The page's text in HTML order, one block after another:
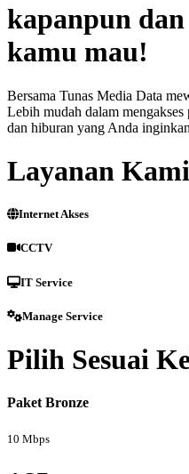
kapanpun
kamu mau!
Bersama Tunas Media Data
Lebih mudah dalam
dan hiburan yang Anda
Layanan Kami
Internet Akses
CCTV
IT Service
Manage Service
Pilih Sesuai
Paket Bronze
10 Mbps